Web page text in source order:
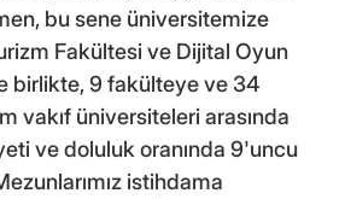
bu sene üniversitemize
Fakültesi ve Dijital Oyun
birlikte, 9 fakülteye ve 34
vakıf üniversiteleri arasında
ve doluluk oranında 9'uncu
istihdama